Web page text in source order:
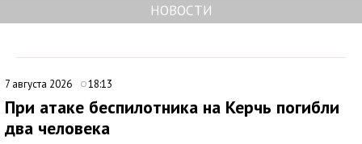
НОВОСТИ
7 августа 2026 18:13
При атаке беспилотника на Керчь погибли
два человека